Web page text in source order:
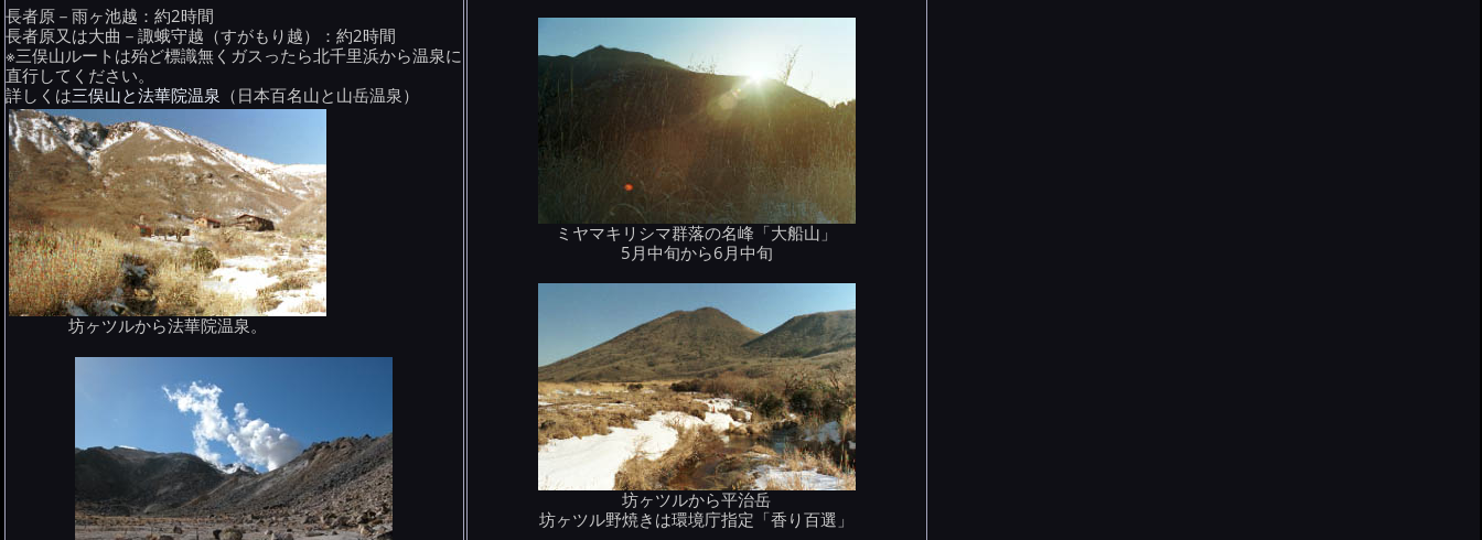
長者原－雨ヶ池越：約2時間
長者原又は大曲－諏蛾守越（すがもり越）：約2時間
※三俣山ルートは殆ど標識無くガスったら北千里浜から温泉に
直行してください。
詳しくは三俣山と法華院温泉 （日本百名山と山岳温泉）
坊ヶツルから法華院温泉。
ミヤマキリシマ群落の名峰「大船山」
5月中旬から6月中旬
坊ヶツルから平治岳
坊ヶツル野焼きは環境庁指定「香り百選」